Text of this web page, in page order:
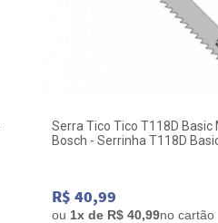
Serra Tico Tico T118D Basic
Bosch - Serrinha T118D
R$ 40,99
ou 1x de R$ 40,99no cartão